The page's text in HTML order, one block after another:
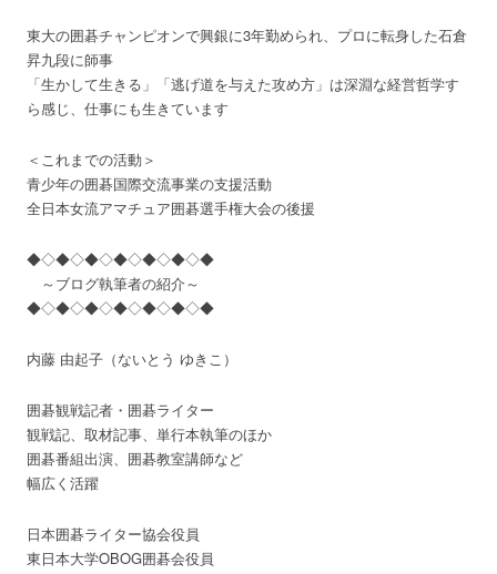
東大の囲碁チャンピオンで興銀に3年勤められ、プロに転身した石倉
昇九段に師事
「生かして生きる」「逃げ道を与えた攻め方」は深淵な経営哲学す
ら感じ、仕事にも生きています
＜これまでの活動＞
青少年の囲碁国際交流事業の支援活動
全日本女流アマチュア囲碁選手権大会の後援
◆◇◆◇◆◇◆◇◆◇◆◇◆
～ブログ執筆者の紹介～
◆◇◆◇◆◇◆◇◆◇◆◇◆
内藤 由起子（ないとう ゆきこ）
囲碁観戦記者・囲碁ライター
観戦記、取材記事、単行本執筆のほか
囲碁番組出演、囲碁教室講師など
幅広く活躍
日本囲碁ライター協会役員
東日本大学OBOG囲碁会役員